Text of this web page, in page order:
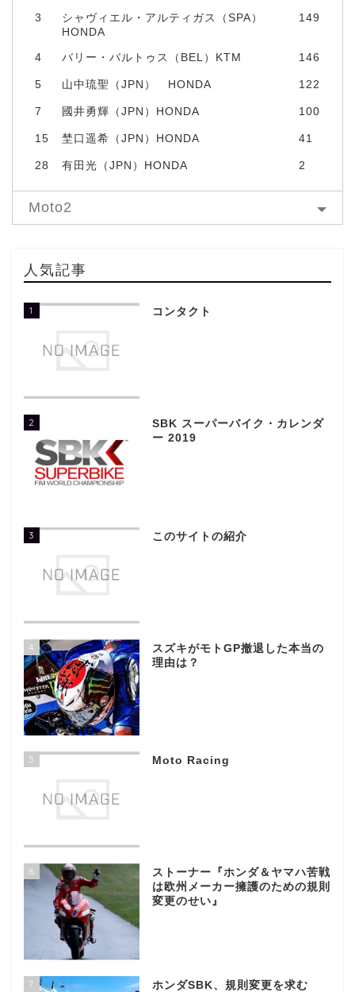
3
シャヴィエル・アルティガス（SPA）
HONDA
149
4 バリー・バルトゥス（BEL）KTM 146
5 山中琉聖（JPN） HONDA 122
7 國井勇輝（JPN）HONDA 100
15 埜口遥希（JPN）HONDA 41
28 有田光（JPN）HONDA 2
Moto2
人気記事
1 コンタクト
2
SBK スーパーバイク・カレンダ
ー 2019
3 このサイトの紹介
4
スズキがモトGP撤退した本当の
理由は？
5 Moto Racing
6
ストーナー『ホンダ＆ヤマハ苦戦
は欧州メーカー擁護のための規則
変更のせい』
7
ホンダSBK、規則変更を求む